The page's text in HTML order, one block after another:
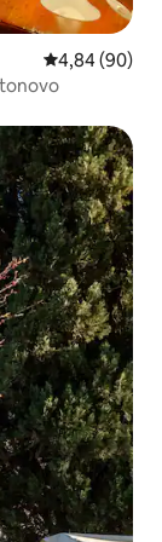
4,84 de uma
4,84 (90)